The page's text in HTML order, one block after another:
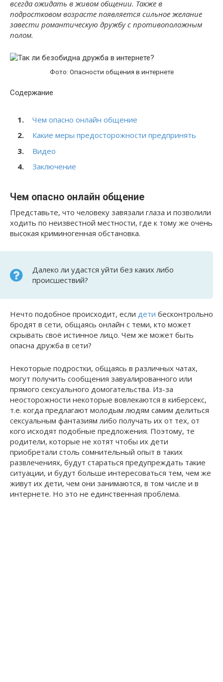
всегда ожидать в живом общении. Также в
подростковом возрасте появляется сильное желание
завести романтическую дружбу с противоположным
полом.
Фото: Опасности общения в интернете
Содержание
Чем опасно онлайн общение
Какие меры предосторожности предпринять
Видео
Заключение
Чем опасно онлайн общение
Представьте, что человеку завязали глаза и позволили
ходить по неизвестной местности, где к тому же очень
высокая криминогенная обстановка.
Далеко ли удастся уйти без каких либо
происшествий?
Нечто подобное происходит, если дети бесконтрольно
бродят в сети, общаясь онлайн с теми, кто может
скрывать своё истинное лицо. Чем же может быть
опасна дружба в сети?
Некоторые подростки, общаясь в различных чатах,
могут получить сообщения завуалированного или
прямого сексуального домогательства. Из-за
неосторожности некоторые вовлекаются в киберсекс,
т.е. когда предлагают молодым людям самим делиться
сексуальным фантазиям либо получать их от тех, от
кого исходят подобные предложения. Поэтому, те
родители, которые не хотят чтобы их дети
приобретали столь сомнительный опыт в таких
развлечениях, будут стараться предупреждать такие
ситуации, и будут больше интересоваться тем, чем же
живут их дети, чем они занимаются, в том числе и в
интернете. Но это не единственная проблема.